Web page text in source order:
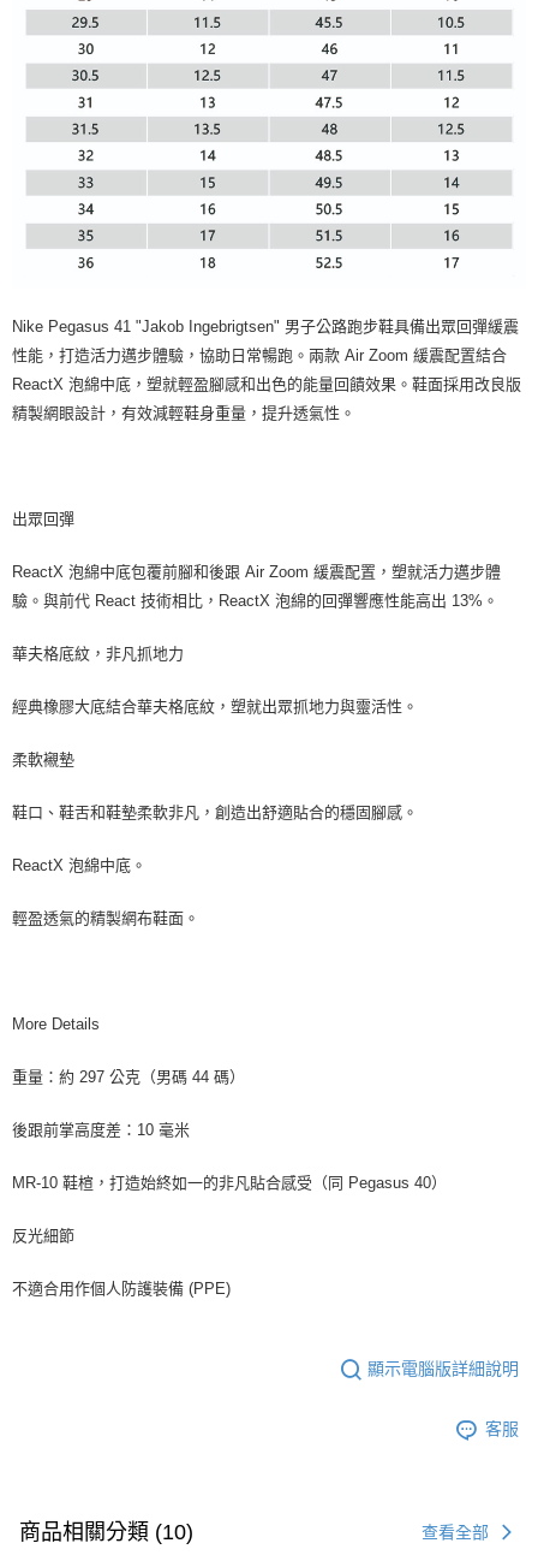
Nike Pegasus 41 "Jakob Ingebrigtsen" 男子公路跑步鞋具備出眾回彈緩震
性能，打造活力邁步體驗，協助日常暢跑。兩款 Air Zoom 緩震配置結合
ReactX 泡綿中底，塑就輕盈腳感和出色的能量回饋效果。鞋面採用改良版
精製網眼設計，有效減輕鞋身重量，提升透氣性。
出眾回彈
ReactX 泡綿中底包覆前腳和後跟 Air Zoom 緩震配置，塑就活力邁步體
驗。與前代 React 技術相比，ReactX 泡綿的回彈響應性能高出 13%。
華夫格底紋，非凡抓地力
經典橡膠大底結合華夫格底紋，塑就出眾抓地力與靈活性。
柔軟襯墊
鞋口、鞋舌和鞋墊柔軟非凡，創造出舒適貼合的穩固腳感。
ReactX 泡綿中底。
輕盈透氣的精製網布鞋面。
More Details
重量：約 297 公克（男碼 44 碼）
後跟前掌高度差：10 毫米
MR-10 鞋楦，打造始終如一的非凡貼合感受（同 Pegasus 40）
反光細節
不適合用作個人防護裝備 (PPE)
顯示電腦版詳細說明
客服
商品相關分類 (10) 查看全部